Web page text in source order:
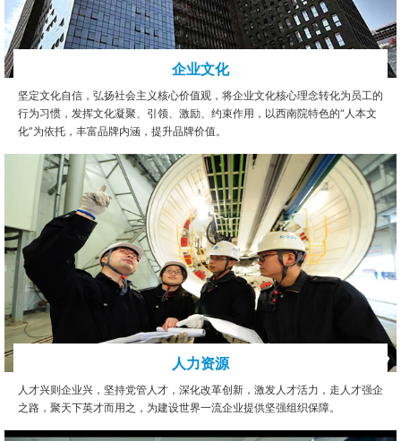
企业文化
坚定文化自信，弘扬社会主义核心价值观，将企业文化核心理念转化为员工的
行为习惯，发挥文化凝聚、引领、激励、约束作用，以西南院特色的“人本文
化”为依托，丰富品牌内涵，提升品牌价值。
人力资源
人才兴则企业兴，坚持党管人才，深化改革创新，激发人才活力，走人才强企
之路，聚天下英才而用之，为建设世界一流企业提供坚强组织保障。